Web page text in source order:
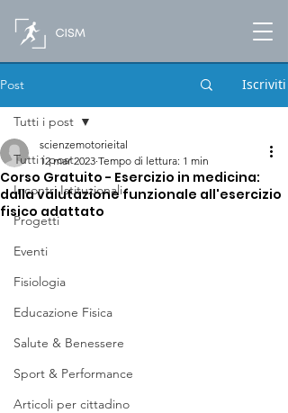
Post Iscriviti
Tutti i post
Incontri Istituzionali
Progetti
Eventi
Fisiologia
Educazione Fisica
Salute & Benessere
Sport & Performance
Articoli per cittadino
Tutti i post
Corso Gratuito - Esercizio in medicina:
dalla valutazione funzionale all'esercizio
fisico adattato
scienzemotorieital
12 mar 2023 Tempo di lettura: 1 min